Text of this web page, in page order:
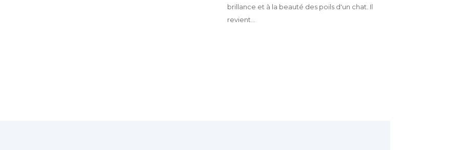
brillance et à la beauté des poils d'un chat. Il
revient...